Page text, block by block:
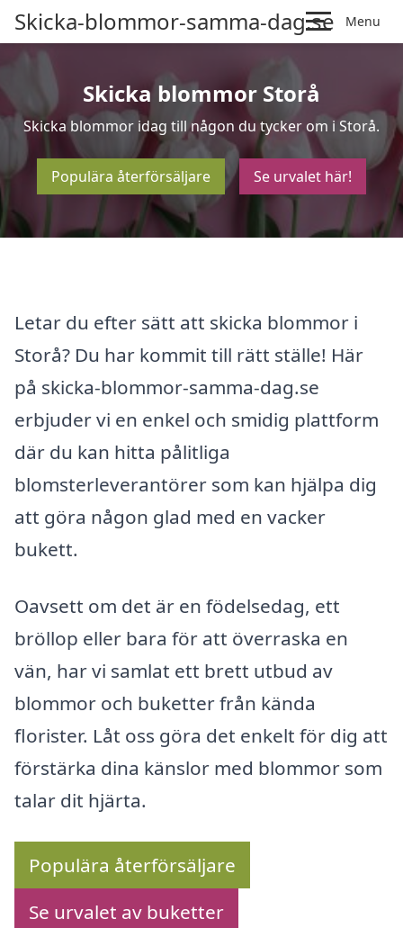
Skicka-blommor-samma-dag.se Menu
Skicka blommor Storå
Skicka blommor idag till någon du tycker om i Storå.
Populära återförsäljare Se urvalet här!
Letar du efter sätt att skicka blommor i
Storå? Du har kommit till rätt ställe! Här
på skicka-blommor-samma-dag.se
erbjuder vi en enkel och smidig plattform
där du kan hitta pålitliga
blomsterleverantörer som kan hjälpa dig
att göra någon glad med en vacker
bukett.
Oavsett om det är en födelsedag, ett
bröllop eller bara för att överraska en
vän, har vi samlat ett brett utbud av
blommor och buketter från kända
florister. Låt oss göra det enkelt för dig att
förstärka dina känslor med blommor som
talar dit hjärta.
Populära återförsäljare
Se urvalet av buketter